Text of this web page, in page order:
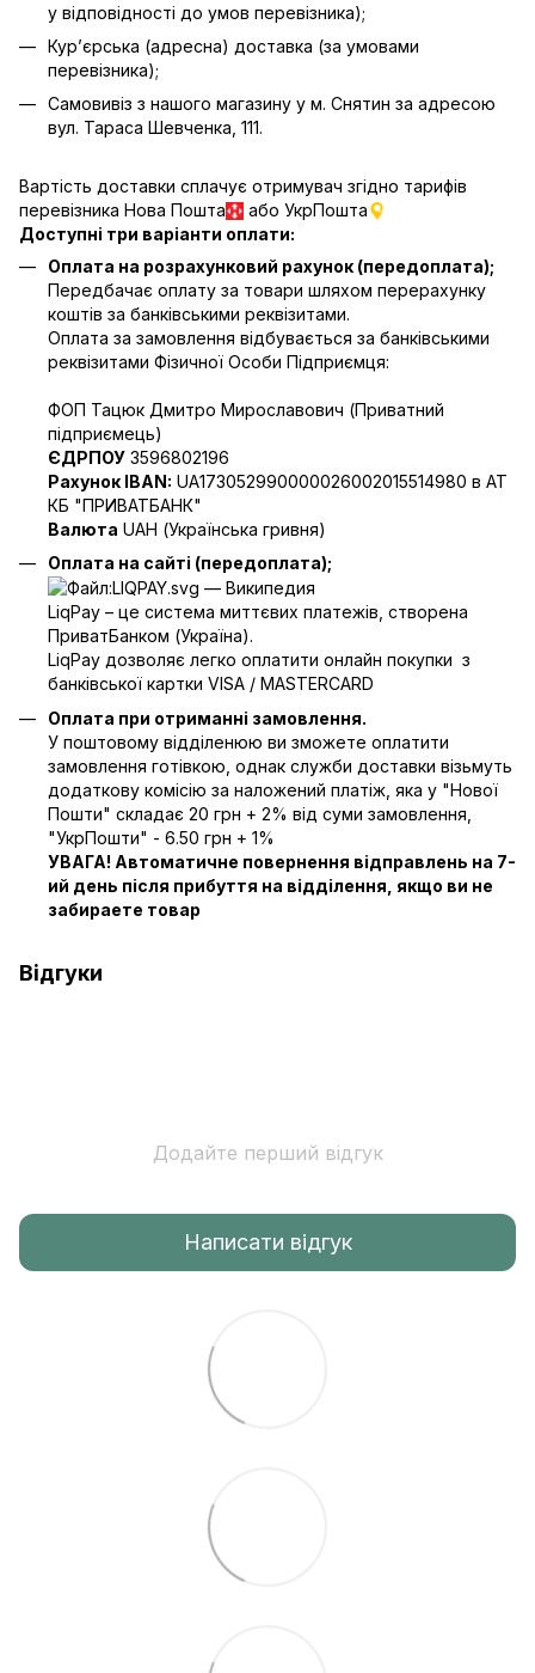
у відповідності до умов перевізника);
Кур’єрська (адресна) доставка (за умовами
перевізника);
Самовивіз з нашого магазину у м. Снятин за адресою
вул. Тараса Шевченка, 111.
Вартість доставки сплачує отримувач згідно тарифів
перевізника Нова Пошта
або УкрПошта
Доступні три варіанти оплати:
Оплата на розрахунковий рахунок (передоплата);
Передбачає оплату за товари шляхом перерахунку
коштів за банківськими реквізитами.
Оплата за замовлення відбувається за банківськими
реквізитами Фізичної Особи Підприємця:
ФОП Тацюк Дмитро Мирославович (Приватний
пiдприємець)
ЄДРПОУ 3596802196
Рахунок IBAN: UA173052990000026002015514980 в АТ
КБ "ПРИВАТБАНК"
Валюта UAH (Українська гривня)
Оплата на сайті (передоплата);
LiqPay – це система миттєвих платежів, створена
ПриватБанком (Україна).
LiqPay дозволяє легко оплатити онлайн покупки з
банківської картки VISA / MASTERCARD
Оплата при отриманні замовлення.
У поштовому відділенюю ви зможете оплатити
замовлення готівкою, однак служби доставки візьмуть
додаткову комісію за наложений платіж, яка у "Нової
Пошти" складає 20 грн + 2% від суми замовлення,
"УкрПошти" - 6.50 грн + 1%
УВАГА! Автоматичне повернення відправлень на 7-
ий день після прибуття на відділення, якщо ви не
забираете товар
Відгуки
Додайте перший відгук
Написати відгук